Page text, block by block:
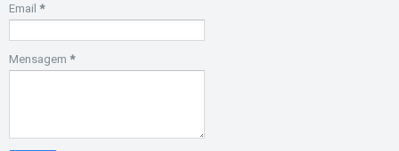
Email *
Mensagem *